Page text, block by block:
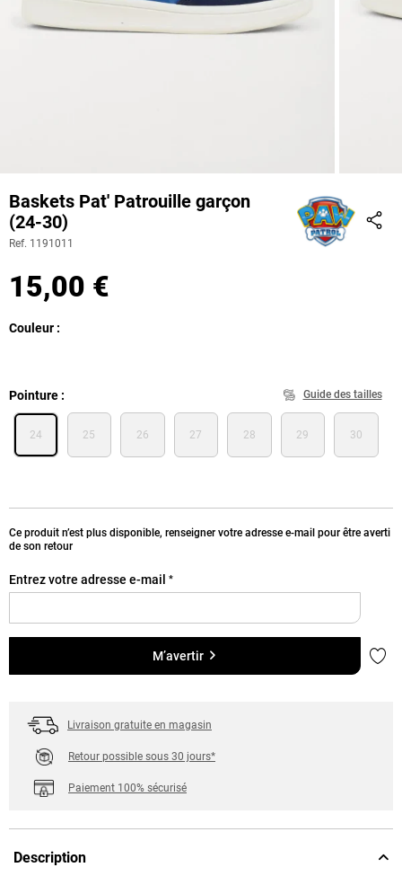
Baskets Pat' Patrouille garçon
(24-30)
Ref. 1191011
15,00 €
Couleur
Pointure Guide des tailles
24 25 26 27 28 29 30
Ce produit n’est plus disponible, renseigner votre adresse e-mail pour être averti
de son retour
Entrez votre adresse e-mail *
M’avertir
Livraison gratuite en magasin
Retour possible sous 30 jours*
Paiement 100% sécurisé
Description